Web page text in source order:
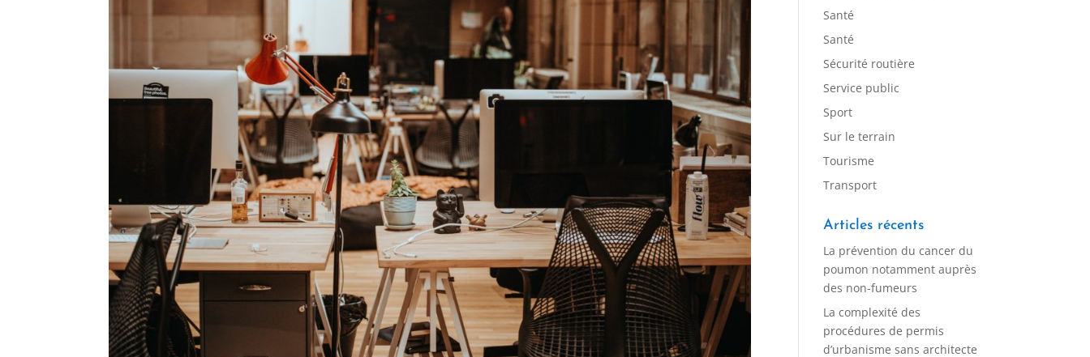
Santé
Santé
Sécurité routière
Service public
Sport
Sur le terrain
Tourisme
Transport
Articles récents
La prévention du cancer du
poumon notamment auprès
des non-fumeurs
La complexité des
procédures de permis
d’urbanisme sans architecte